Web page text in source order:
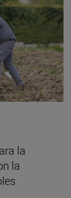
la
la